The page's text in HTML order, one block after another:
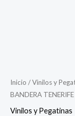
Inicio /Vinilos y
BANDERA TENERIFE
Vinilos y Pegatinas
Vinilo
para
vehículo